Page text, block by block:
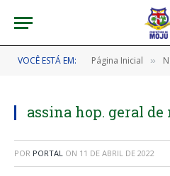
VOCÊ ESTÁ EM: Página Inicial »
assina hop. geral de
POR PORTAL ON 11 DE ABRIL DE 2022